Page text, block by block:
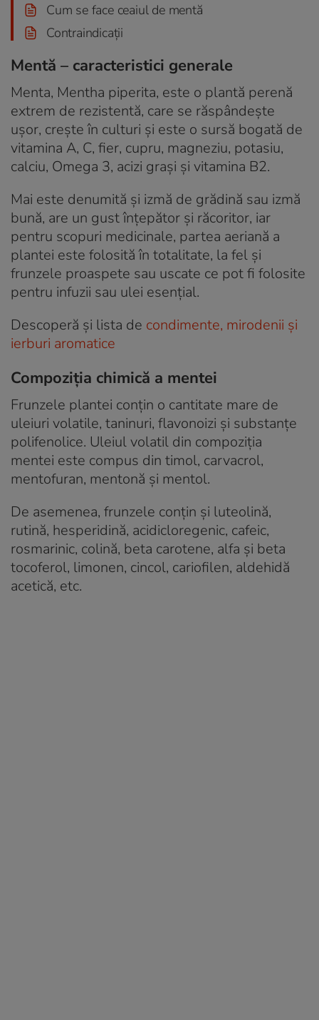
Cum se face ceaiul de mentă
Contraindicații
Mentă – caracteristici generale
Menta, Mentha piperita, este o plantă perenă
extrem de rezistentă, care se răspândește
ușor, crește în culturi și este o sursă bogată de
vitamina A, C, fier, cupru, magneziu, potasiu,
calciu, Omega 3, acizi grași și vitamina B2.
Mai este denumită și izmă de grădină sau izmă
bună, are un gust înțepător și răcoritor, iar
pentru scopuri medicinale, partea aeriană a
plantei este folosită în totalitate, la fel și
frunzele proaspete sau uscate ce pot fi folosite
pentru infuzii sau ulei esențial.
Descoperă și lista de condimente, mirodenii și
ierburi aromatice
Compoziția chimică a mentei
Frunzele plantei conțin o cantitate mare de
uleiuri volatile, taninuri, flavonoizi și substanțe
polifenolice. Uleiul volatil din compoziția
mentei este compus din timol, carvacrol,
mentofuran, mentonă și mentol.
De asemenea, frunzele conțin și luteolină,
rutină, hesperidină, acidicloregenic, cafeic,
rosmarinic, colină, beta carotene, alfa și beta
tocoferol, limonen, cincol, cariofilen, aldehidă
acetică, etc.